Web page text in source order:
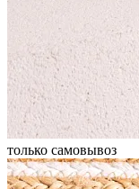
только самовывоз